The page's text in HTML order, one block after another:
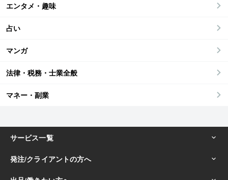
エンタメ・趣味
占い
マンガ
法律・税務・士業全般
マネー・副業